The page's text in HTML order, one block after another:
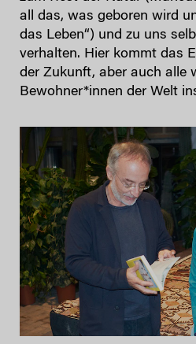
all das, was geboren wird
das Leben“) und zu uns
verhalten. Hier kommt das
der Zukunft, aber auch alle
Bewohner*innen der Welt